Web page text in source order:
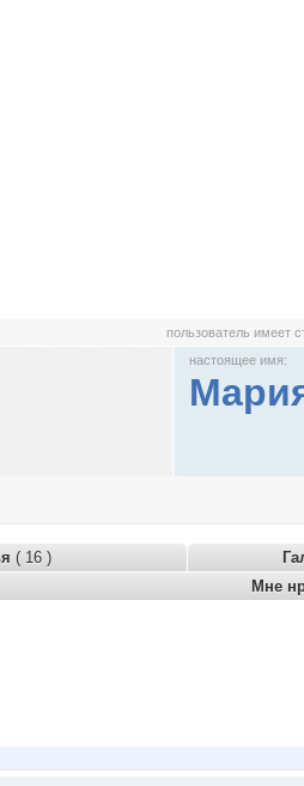
пользователь имеет
настоящее имя:
( 16 )
Мне